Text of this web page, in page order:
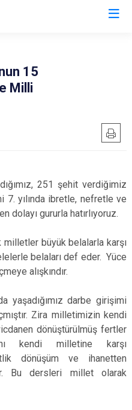
15
Milli
251 şehit verdiğimiz
7. yılında ibretle, nefretle ve
dolayı gururla hatırlıyoruz.
büyük belalarla karşı
belaları def eder. Yüce
alışkındır.
yaşadığımız darbe girişimi
Zira milletimizin kendi
dönüştürülmüş fertler
kendi milletine karşı
dönüşüm ve ihanetten
Bu dersleri millet olarak